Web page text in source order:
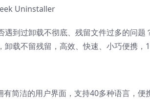
Uninstaller
遇到过卸载不彻底、残留文件过多的问
载不留残留，高效、快速、小巧便携，
简洁的用户界面，支持40多种语言，便